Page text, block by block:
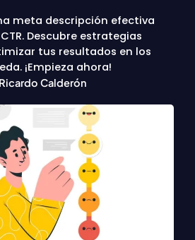
meta descripción efectiva
Descubre estrategias
tus resultados en los
¡Empieza ahora!
Ricardo Calderón